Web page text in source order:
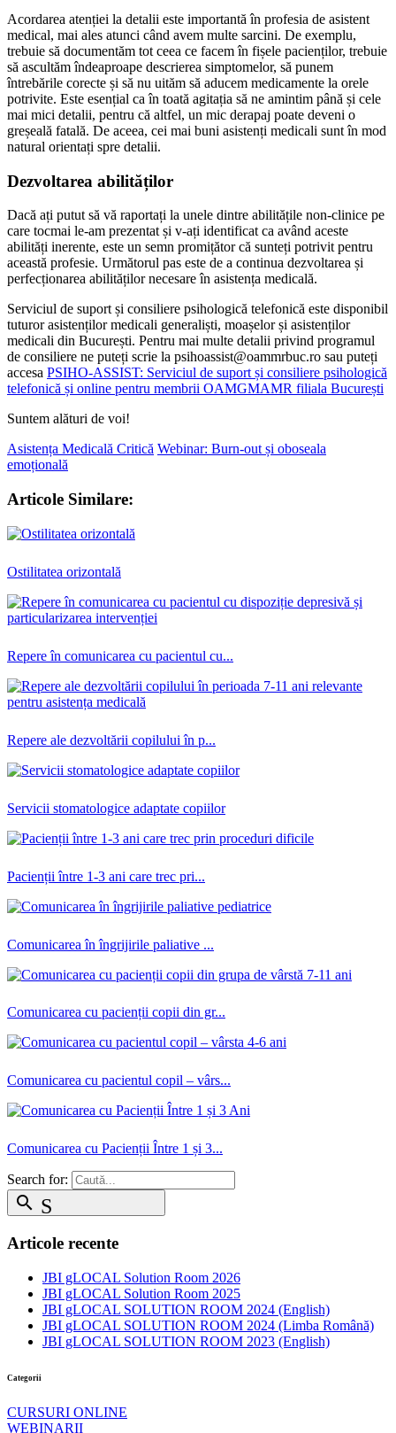
Acordarea atenției la detalii este importantă în profesia de asistent
medical, mai ales atunci când avem multe sarcini. De exemplu,
trebuie să documentăm tot ceea ce facem în fișele pacienților, trebuie
să ascultăm îndeaproape descrierea simptomelor, să punem
întrebările corecte și să nu uităm să aducem medicamente la orele
potrivite. Este esențial ca în toată agitația să ne amintim până și cele
mai mici detalii, pentru că altfel, un mic derapaj poate deveni o
greșeală fatală. De aceea, cei mai buni asistenți medicali sunt în mod
natural orientați spre detalii.
Dezvoltarea abilităților
Dacă ați putut să vă raportați la unele dintre abilitățile non-clinice pe
care tocmai le-am prezentat și v-ați identificat ca având aceste
abilități inerente, este un semn promițător că sunteți potrivit pentru
această profesie. Următorul pas este de a continua dezvoltarea și
perfecționarea abilităților necesare în asistența medicală.
Serviciul de suport și consiliere psihologică telefonică este disponibil
tuturor asistenților medicali generaliști, moașelor și asistenților
medicali din București. Pentru mai multe detalii privind programul
de consiliere ne puteți scrie la psihoassist@oammrbuc.ro sau puteți
accesa PSIHO-ASSIST: Serviciul de suport și consiliere psihologică
telefonică și online pentru membrii OAMGMAMR filiala București
Suntem alături de voi!
Asistența Medicală Critică Webinar: Burn-out și oboseala
emoțională
Articole Similare:
Ostilitatea orizontală
Repere în comunicarea cu pacientul cu...
Repere ale dezvoltării copilului în p...
Servicii stomatologice adaptate copiilor
Pacienții între 1-3 ani care trec pri...
Comunicarea în îngrijirile paliative ...
Comunicarea cu pacienții copii din gr...
Comunicarea cu pacientul copil – vârs...
Comunicarea cu Pacienții Între 1 și 3...
Search for:
search Search
Articole recente
JBI gLOCAL Solution Room 2026
JBI gLOCAL Solution Room 2025
JBI gLOCAL SOLUTION ROOM 2024 (English)
JBI gLOCAL SOLUTION ROOM 2024 (Limba Română)
JBI gLOCAL SOLUTION ROOM 2023 (English)
Categorii
CURSURI ONLINE
WEBINARII